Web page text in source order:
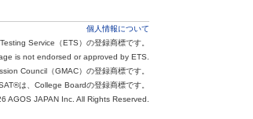
個人情報について
Service（ETS）の登録商標です。
is not endorsed or approved by ETS.
Council（GMAC）の登録商標です。
は、College Boardの登録商標です。
AGOS JAPAN Inc. All Rights Reserved.